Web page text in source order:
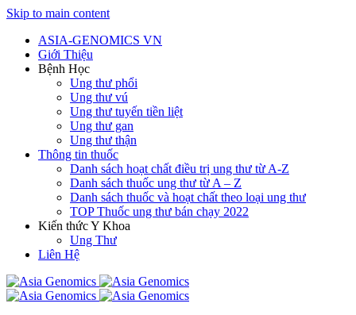
Skip to main content
ASIA-GENOMICS VN
Giới Thiệu
Bệnh Học
Ung thư phổi
Ung thư vú
Ung thư tuyến tiền liệt
Ung thư gan
Ung thư thận
Thông tin thuốc
Danh sách hoạt chất điều trị ung thư từ A-Z
Danh sách thuốc ung thư từ A – Z
Danh sách thuốc và hoạt chất theo loại ung thư
TOP Thuốc ung thư bán chạy 2022
Kiến thức Y Khoa
Ung Thư
Liên Hệ